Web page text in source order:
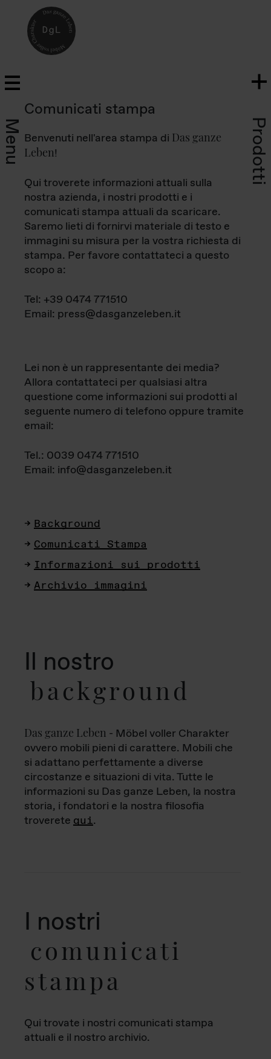
Menu Prodotti
Comunicati stampa
Benvenuti nell'area stampa di Das ganze
Leben!
Qui troverete informazioni attuali sulla
nostra azienda, i nostri prodotti e i
comunicati stampa attuali da scaricare.
Saremo lieti di fornirvi materiale di testo e
immagini su misura per la vostra richiesta di
stampa. Per favore contattateci a questo
scopo a:
Tel: +39 0474 771510
Email: press@dasganzeleben.it
Lei non è un rappresentante dei media?
Allora contattateci per qualsiasi altra
questione come informazioni sui prodotti al
seguente numero di telefono oppure tramite
email:
Tel.: 0039 0474 771510
Email: info@dasganzeleben.it
Background
Comunicati Stampa
Informazioni sui prodotti
Archivio immagini
Il nostro
background
Das ganze Leben - Möbel voller Charakter
ovvero mobili pieni di carattere. Mobili che
si adattano perfettamente a diverse
circostanze e situazioni di vita. Tutte le
informazioni su Das ganze Leben, la nostra
storia, i fondatori e la nostra filosofia
troverete qui.
I nostri
comunicati
stampa
Qui trovate i nostri comunicati stampa
attuali e il nostro archivio.